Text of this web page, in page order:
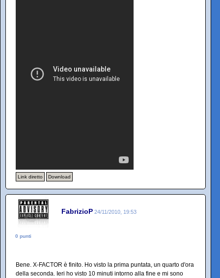
Link diretto Download
FabrizioP 24/11/2010, 19:53
0 punti
Bene. X-FACTOR è finito. Ho visto la prima puntata, un quarto d'ora
della seconda. Ieri ho visto 10 minuti intorno alla fine e mi sono